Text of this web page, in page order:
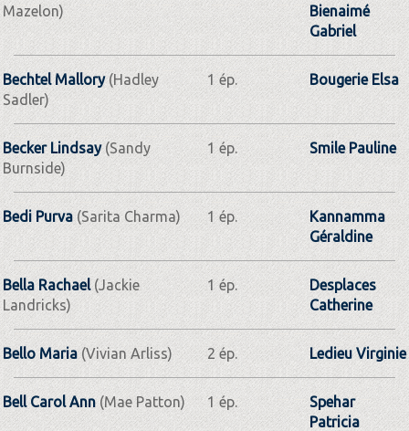
Mazelon)
Bienaimé
Gabriel
Bechtel Mallory(Hadley
Sadler)
1 ép. Bougerie Elsa
Becker Lindsay(Sandy
Burnside)
1 ép. Smile Pauline
Bedi Purva (Sarita Charma) 1 ép.
Kannamma
Géraldine
Bella Rachael(Jackie
Landricks)
1 ép.
Desplaces
Catherine
Bello Maria(Vivian Arliss) 2 ép. Ledieu Virginie
Bell Carol Ann(Mae Patton) 1 ép.
Spehar
Patricia